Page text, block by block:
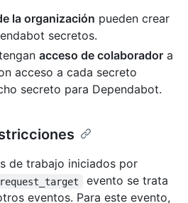
la organización pueden crear
secretos.
acceso de colaborador a
acceso a cada secreto
secreto para Dependabot.
de trabajo iniciados por
evento se trata
eventos. Para este evento,